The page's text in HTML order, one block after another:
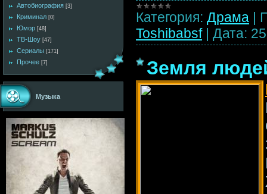
Автобиография [3]
Криминал [0]
Юмор [48]
ТВ-Шоу [47]
Сериалы [171]
Прочее [7]
Музыка
Категория: Драма |
Toshibabsf | Дата:
Земля